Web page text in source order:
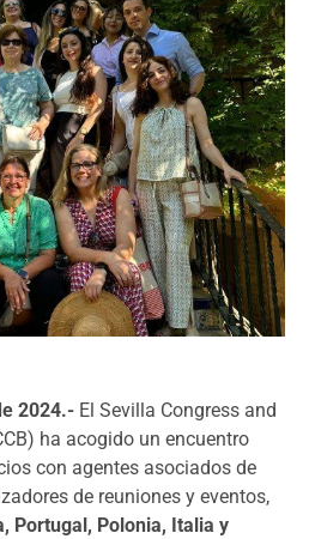
2024.- El Sevilla Congress and
ha acogido un encuentro
con agentes asociados de
de reuniones y eventos,
Portugal, Polonia, Italia y